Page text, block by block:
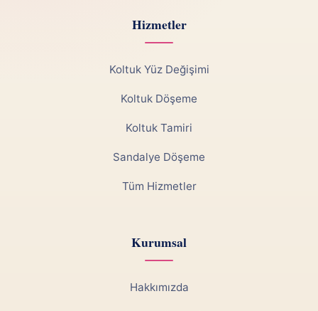
Hizmetler
Koltuk Yüz Değişimi
Koltuk Döşeme
Koltuk Tamiri
Sandalye Döşeme
Tüm Hizmetler
Kurumsal
Hakkımızda